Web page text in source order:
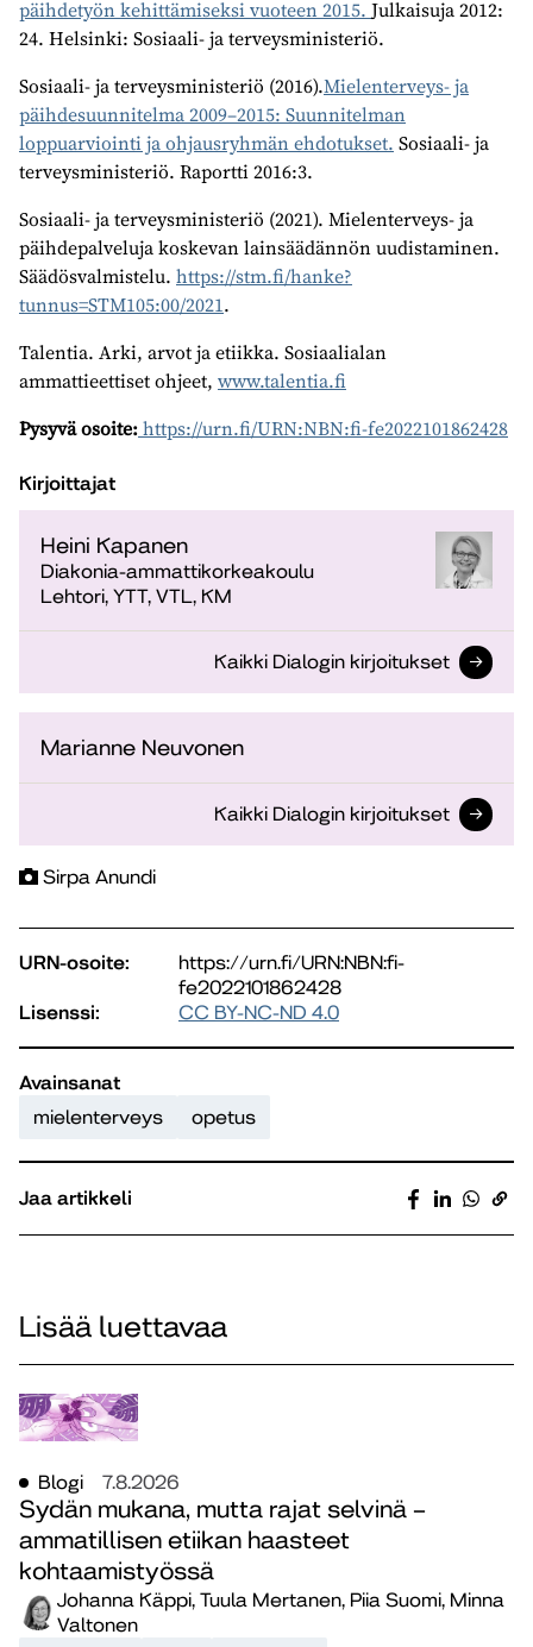
päihdetyön kehittämiseksi vuoteen 2015. Julkaisuja 2012:
24. Helsinki: Sosiaali- ja terveysministeriö.
Sosiaali- ja terveysministeriö (2016).Mielenterveys- ja
päihdesuunnitelma 2009–2015: Suunnitelman
loppuarviointi ja ohjausryhmän ehdotukset. Sosiaali- ja
terveysministeriö. Raportti 2016:3.
Sosiaali- ja terveysministeriö (2021). Mielenterveys- ja
päihdepalveluja koskevan lainsäädännön uudistaminen.
Säädösvalmistelu. https://stm.fi/hanke?
tunnus=STM105:00/2021.
Talentia. Arki, arvot ja etiikka. Sosiaalialan
ammattieettiset ohjeet, www.talentia.fi
Pysyvä osoite:https://urn.fi/URN:NBN:fi-fe2022101862428
Kirjoittajat
Heini Kapanen
Diakonia-ammattikorkeakoulu
Lehtori, YTT, VTL, KM
Kaikki Dialogin kirjoitukset
Marianne Neuvonen
Kaikki Dialogin kirjoitukset
Sirpa Anundi
URN-osoite:
https://urn.fi/URN:NBN:fi-
fe2022101862428
Lisenssi:
CC BY-NC-ND 4.0
Avainsanat
mielenterveys
opetus
Jaa artikkeli
Lisää luettavaa
Blogi 7.8.2026
Sydän mukana, mutta rajat selvinä –
ammatillisen etiikan haasteet
kohtaamistyössä
Johanna Käppi, Tuula Mertanen, Piia Suomi, Minna
Valtonen